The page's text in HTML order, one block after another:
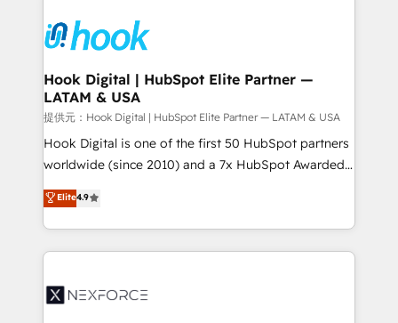
move beyond spreadsheets into unified systems
that drive real business results.
Onboarding - Data Migration & Integrations -
Technical Audit & Optimization Strategic Solutions: -
Revenue Operations - Inbound Marketing -
Outbound Marketing - HubSpot CMS Website
Design & Development We empower our clients to
reach their full potential by providing transparent,
relationship-driven support. With over 300 HubSpot
technical know-how and strategic guidance you
need to succeed.
Hook Digital | HubSpot Elite Partner —
LATAM & USA
提供元：Hook Digital | HubSpot Elite Partner — LATAM & USA
Hook Digital is one of the first 50 HubSpot partners
worldwide (since 2010) and a 7x HubSpot Awarded
Elite Partner. With 500+ projects across the U.S.,
Brazil, and LATAM, we combine global expertise with
regional experience. Today, we are Brazil’s largest
HubSpot Elite Partner—trusted by companies across
Implementation & Migration Onboarding across all
Elite4.9